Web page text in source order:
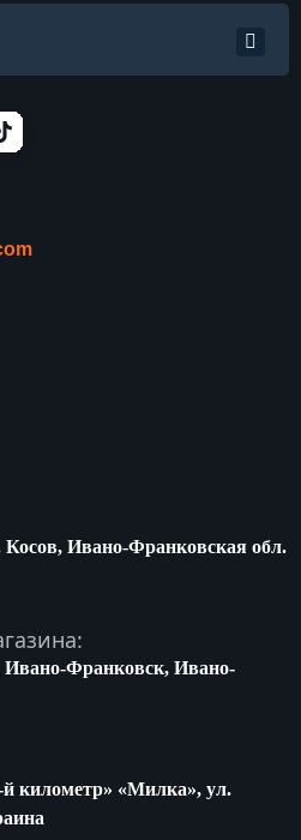
Косов, Ивано-Франковская обл.
Ивано-Франковск, Ивано-
километр» «Милка», ул.